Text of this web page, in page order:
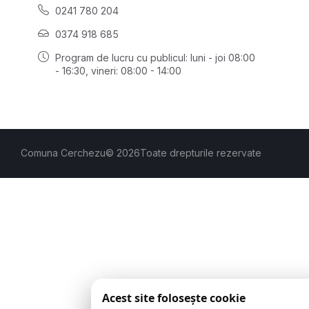
0241 780 204
0374 918 685
Program de lucru cu publicul: luni - joi 08:00
- 16:30 , vineri: 08:00 - 14:00
Comuna Cerchezu© 2026Toate drepturile rezervate
Acest site folosește cookie